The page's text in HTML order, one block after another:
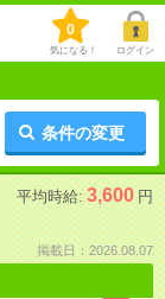
0
気になる！ ログイン
条件の変更
平均時給: 3,600 円
掲載日：2026.08.07